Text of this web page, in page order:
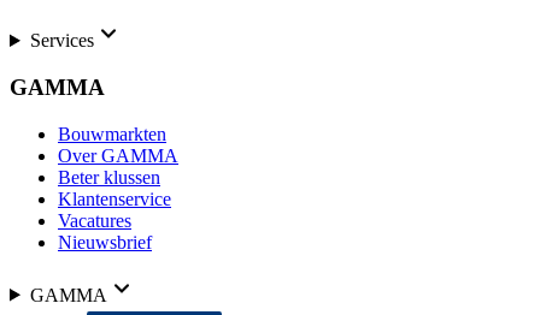
Services
GAMMA
Bouwmarkten
Over GAMMA
Beter klussen
Klantenservice
Vacatures
Nieuwsbrief
GAMMA